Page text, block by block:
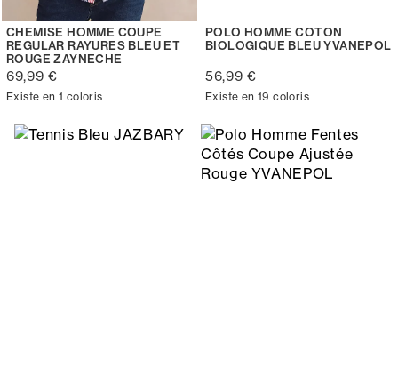
CHEMISE HOMME COUPE
REGULAR RAYURES BLEU ET
ROUGE ZAYNECHE
69,99 €
Existe en 1 coloris
POLO HOMME COTON
BIOLOGIQUE BLEU YVANEPOL
56,99 €
Existe en 19 coloris